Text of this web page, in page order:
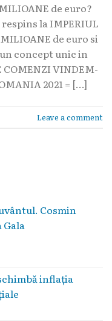
Cosmin
inflaţia
de euro?
la IMPERIUL
de euro si
concept unic in
COMENZI VINDEM-
2021 = […]
Leave a comment